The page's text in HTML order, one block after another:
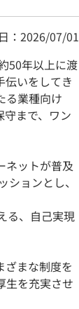
：2026/07/01
50年以上に渡
伝いをしてき
る業種向け
まで、ワン
ネットが普及
ョンとし、
る、自己実現
ざまな制度を
生を充実させ